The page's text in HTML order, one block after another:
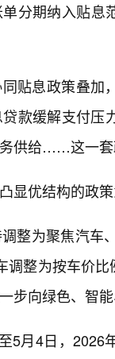
分期纳入贴
贴息政策叠
款缓解支付
供给……这一套
显优结构的政
整为聚焦汽车
调整为按车价
步向绿色、智
5月4日，